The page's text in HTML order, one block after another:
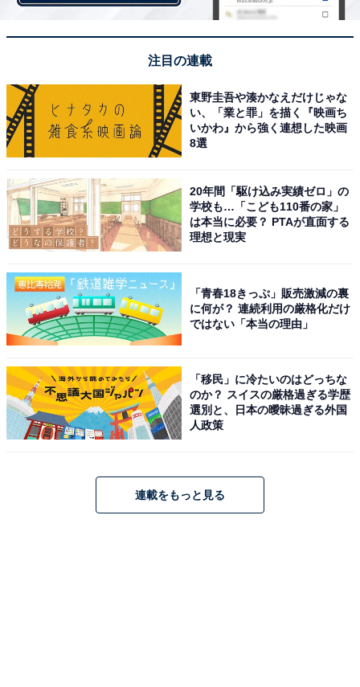
注目の連載
東野圭吾や湊かなえだけじゃな
い、「業と罪」を描く『映画ち
いかわ』から強く連想した映画
8選
20年間「駆け込み実績ゼロ」の
学校も…「こども110番の家」
は本当に必要？ PTAが直面する
理想と現実
「青春18きっぷ」販売激減の裏
に何が？ 連続利用の厳格化だけ
ではない「本当の理由」
「移民」に冷たいのはどっちな
のか？ スイスの厳格過ぎる学歴
選別と、日本の曖昧過ぎる外国
人政策
連載をもっと見る